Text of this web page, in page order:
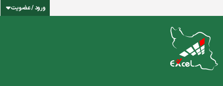
ورود / عضویت